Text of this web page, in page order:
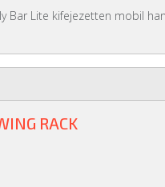
Bar Lite kifejezetten mobil
RACK